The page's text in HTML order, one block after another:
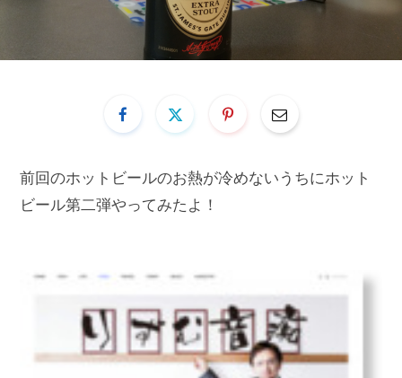
前回のホットビールのお熱が冷めないうちにホット
ビール第二弾やってみたよ！